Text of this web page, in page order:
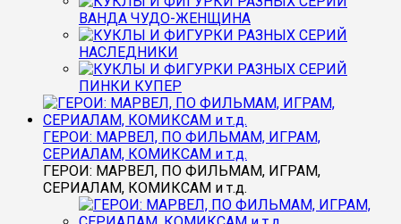
ВАНДА ЧУДО-ЖЕНЩИНА
НАСЛЕДНИКИ
ПИНКИ КУПЕР
ГЕРОИ: МАРВЕЛ, ПО ФИЛЬМАМ, ИГРАМ,
СЕРИАЛАМ, КОМИКСАМ и т.д.
ГЕРОИ: МАРВЕЛ, ПО ФИЛЬМАМ, ИГРАМ,
СЕРИАЛАМ, КОМИКСАМ и т.д.